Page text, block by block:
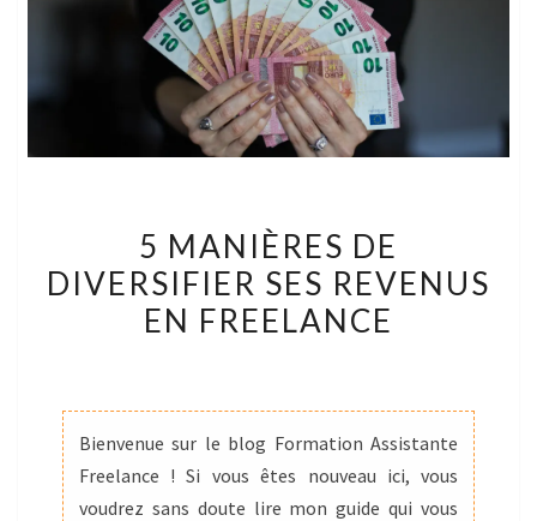
MANIÈRES
DE
DIVERSIFIER
EN
FREELANCE
5 MANIÈRES DE
DIVERSIFIER SES REVENUS
EN FREELANCE
Bienvenue sur le blog Formation Assistante
Freelance ! Si vous êtes nouveau ici, vous
voudrez sans doute lire mon guide qui vous